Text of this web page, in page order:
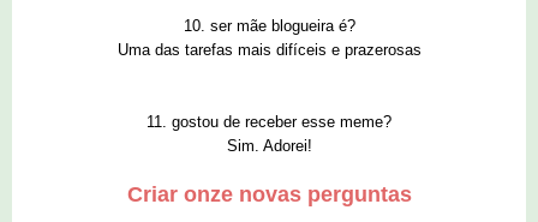
10. ser mãe blogueira é?
Uma das tarefas mais difíceis e prazerosas
11. gostou de receber esse meme?
Sim. Adorei!
Criar onze novas perguntas